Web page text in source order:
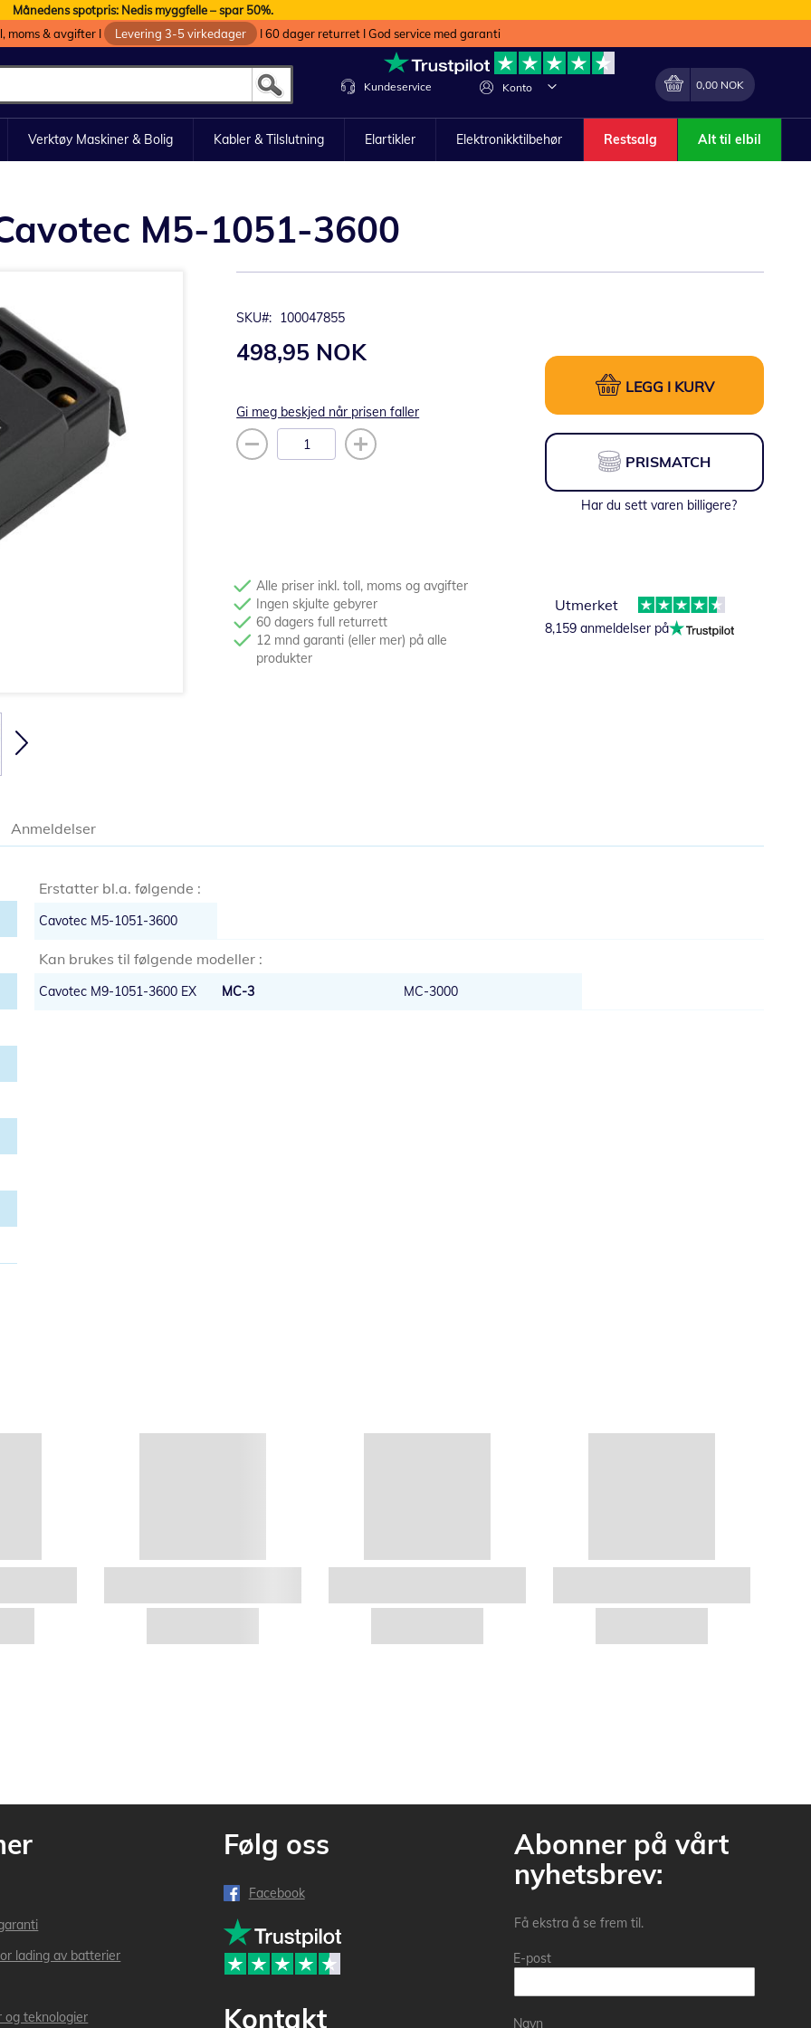
Månedens spotpris: Nedis myggfelle – spar 50%.
moms & avgifter I
Levering 3-5 virkedager I 60 dager returret I God service med garanti
Konto Endring
Min handlekurv
0,00 NOK
Kundeservice
Verktøy Maskiner & Bolig Kabler & Tilslutning Elartikler Elektronikktilbehør Restsalg Alt til elbil
M5-1051-3600
SKU 100047855
498,95 NOK
Gi meg beskjed når prisen faller
LEGG I KURV
PRISMATCH
Har du sett varen billigere?
Alle priser inkl. toll, moms og avgifter
Ingen skjulte gebyrer
60 dagers full returrett
12 mnd garanti (eller mer) på alle
produkter
Utmerket
8,159 anmeldelser på
Erstatter bl.a. følgende :
Cavotec M5-1051-3600
Kan brukes til følgende modeller :
Cavotec M9-1051-3600 EX MC-3 MC-3000
Anmeldelser
lading av batterier
og teknologier
Følg oss
Facebook
Kontakt
Abonner på vårt
nyhetsbrev:
Få ekstra å se frem til.
E-post
Navn